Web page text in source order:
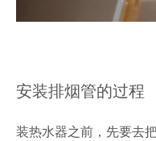
安装排烟管的过程
装热水器之前，先要去